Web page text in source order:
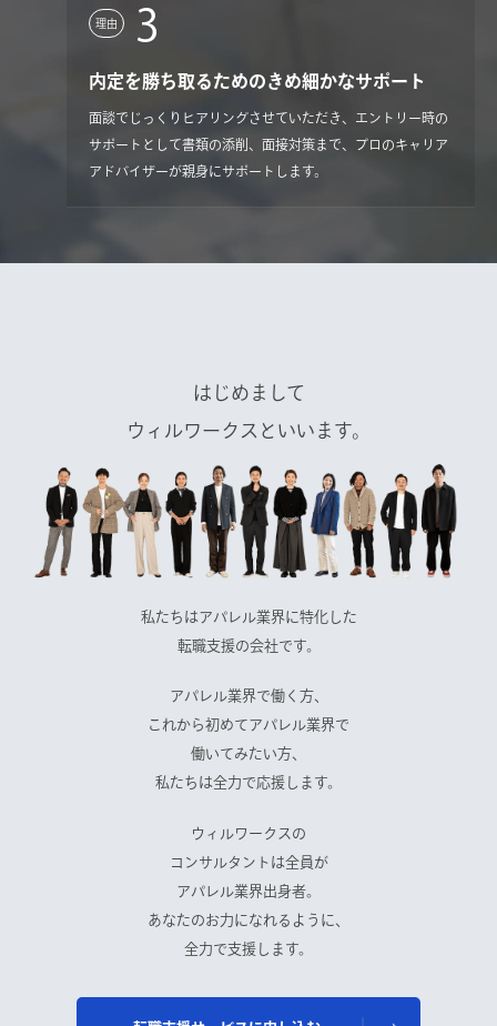
理由 3
内定を勝ち取るためのきめ細かなサポート
面談でじっくりヒアリングさせていただき、エントリー時の
サポートとして書類の添削、面接対策まで、プロのキャリア
アドバイザーが親身にサポートします。
はじめまして
ウィルワークスといいます。
私たちはアパレル業界に特化した
転職支援の会社です。
アパレル業界で働く方、
これから初めてアパレル業界で
働いてみたい方、
私たちは全力で応援します。
ウィルワークスの
コンサルタントは全員が
アパレル業界出身者。
あなたのお力になれるように、
全力で支援します。